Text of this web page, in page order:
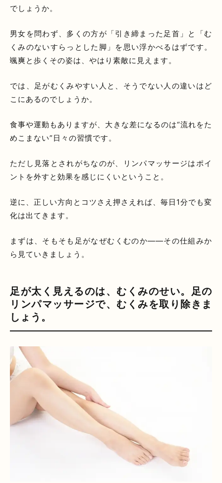
でしょうか。
男女を問わず、多くの方が「引き締まった足首」と「む
くみのないすらっとした脚」を思い浮かべるはずです。
颯爽と歩くその姿は、やはり素敵に見えます。
では、足がむくみやすい人と、そうでない人の違いはど
こにあるのでしょうか。
食事や運動もありますが、大きな差になるのは“流れをた
めこまない”日々の習慣です。
ただし見落とされがちなのが、リンパマッサージはポイ
ントを外すと効果を感じにくいということ。
逆に、正しい方向とコツさえ押さえれば、毎日1分でも変
化は出てきます。
まずは、そもそも足がなぜむくむのか——その仕組みか
ら見ていきましょう。
足が太く見えるのは、むくみのせい。足の
リンパマッサージで、むくみを取り除きま
しょう。